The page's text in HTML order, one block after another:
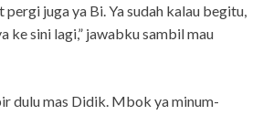
pergi juga ya Bi. Ya sudah kalau begitu,
ke sini lagi,” jawabku sambil mau
dulu mas Didik. Mbok ya minum-